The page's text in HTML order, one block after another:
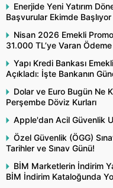
Enerjide Yeni Yatırım
Başvurular Ekimde Başlıyor
Nisan 2026 Emekli
31.000 TL’ye Varan
Yapı Kredi Bankası
Açıkladı: İşte Bankanın
Dolar ve Euro Bugün Ne
Perşembe Döviz Kurları
Apple'dan Acil Güvenlik
Özel Güvenlik (ÖGG)
Tarihler ve Sınav Günü!
BİM Marketlerin İndirim
BİM İndirim Kataloğunda